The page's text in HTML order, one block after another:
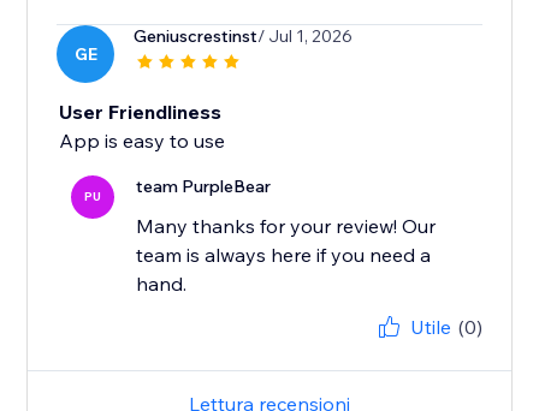
GE
Geniuscrestinst/ Jul 1, 2026
User Friendliness
App is easy to use
PU team PurpleBear
Many thanks for your review! Our
team is always here if you need a
hand.
Utile (0)
Lettura recensioni